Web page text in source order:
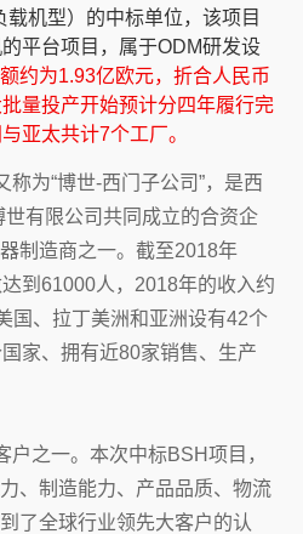
载机型）的中标单位，该项目
平台项目，属于ODM研发设
约为1.93亿欧元，折合人民币
量投产开始预计分四年履行完
亚太共计7个工厂。
为“博世-西门子公司”，是西
世有限公司共同成立的合资企
制造商之一。截至2018年
到61000人，2018年的收入约
国、拉丁美洲和亚洲设有42个
家、拥有近80家销售、生产
之一。本次中标BSH项目，
、制造能力、产品品质、物流
了全球行业领先大客户的认